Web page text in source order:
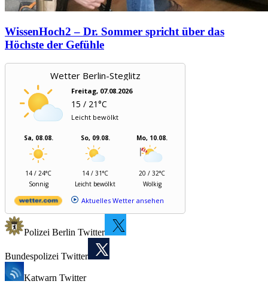
WissenHoch2 – Dr. Sommer spricht über das
Höchste der Gefühle
Wetter Berlin-Steglitz
Freitag, 07.08.2026
15 / 21°C
Leicht bewölkt
Sa, 08.08.
14 / 24°C
Sonnig
So, 09.08.
14 / 31°C
Leicht bewölkt
Mo, 10.08.
20 / 32°C
Wolkig
Aktuelles Wetter ansehen
Polizei Berlin Twitter
Bundespolizei Twitter
Katwarn Twitter